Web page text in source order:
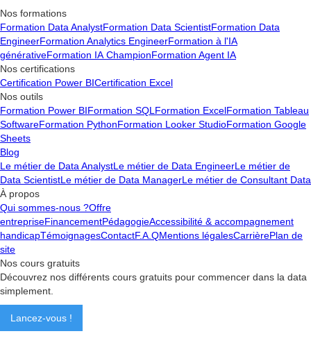
Nos formations
Formation Data AnalystFormation Data ScientistFormation Data
EngineerFormation Analytics EngineerFormation à l'IA
générativeFormation IA ChampionFormation Agent IA
Nos certifications
Certification Power BICertification Excel
Nos outils
Formation Power BIFormation SQL Formation ExcelFormation Tableau
SoftwareFormation PythonFormation Looker StudioFormation Google
Sheets
Blog
Le métier de Data AnalystLe métier de Data EngineerLe métier de
Data ScientistLe métier de Data ManagerLe métier de Consultant Data
À propos
Qui sommes-nous ?Offre
entrepriseFinancementPédagogieAccessibilité & accompagnement
handicapTémoignagesContactF.A.QMentions légalesCarrièrePlan de
site
Nos cours gratuits
Découvrez nos différents cours gratuits pour commencer dans la data
simplement.
Lancez-vous !